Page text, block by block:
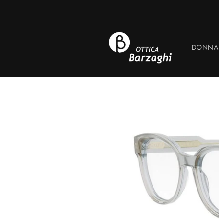
DONNA